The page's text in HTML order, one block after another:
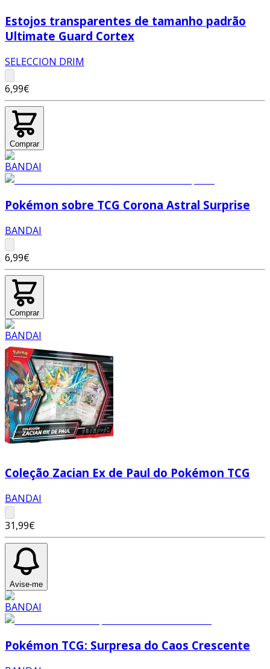
Estojos transparentes de tamanho padrão
Ultimate Guard Cortex
SELECCION DRIM
6,99€
Comprar
Pokémon sobre TCG Corona Astral Surprise
BANDAI
6,99€
Comprar
Coleção Zacian Ex de Paul do Pokémon TCG
BANDAI
31,99€
Avise-me
Pokémon TCG: Surpresa do Caos Crescente